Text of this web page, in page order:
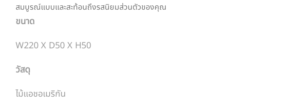
สมบูรณ์แบบและสะท้อนถึงรสนิยมส่วนตัวของคุณ
ขนาด
W220 X D50 X H50
วัสดุ
ไม้แอชอเมริกัน